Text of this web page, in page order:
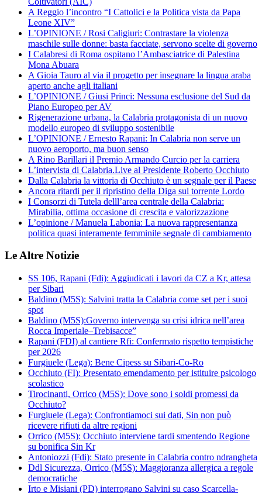
A Reggio l’incontro “I Cattolici e la Politica vista da Papa
Leone XIV”
L’OPINIONE / Rosi Caligiuri: Contrastare la violenza
maschile sulle donne: basta facciate, servono scelte di governo
I Calabresi di Roma ospitano l’Ambasciatrice di Palestina
Mona Abuara
A Gioia Tauro al via il progetto per insegnare la lingua araba
aperto anche agli italiani
L’OPINIONE / Giusi Princi: Nessuna esclusione del Sud da
Piano Europeo per AV
Rigenerazione urbana, la Calabria protagonista di un nuovo
modello europeo di sviluppo sostenibile
L’OPINIONE / Ernesto Rapani: In Calabria non serve un
nuovo aeroporto, ma buon senso
A Rino Barillari il Premio Armando Curcio per la carriera
L’intervista di Calabria.Live al Presidente Roberto Occhiuto
Dalla Calabria la vittoria di Occhiuto è un segnale per il Paese
Ancora ritardi per il ripristino della Diga sul torrente Lordo
I Consorzi di Tutela delll’area centrale della Calabria:
Mirabilia, ottima occasione di crescita e valorizzazione
L’opinione / Manuela Labonia: La nuova rappresentanza
politica quasi interamente femminile segnale di cambiamento
Le Altre Notizie
SS 106, Rapani (Fdi): Aggiudicati i lavori da CZ a Kr, attesa
per Sibari
Baldino (M5S): Salvini tratta la Calabria come set per i suoi
spot
Baldino (M5S):Governo intervenga su crisi idrica nell’area
Rocca Imperiale–Trebisacce”
Rapani (FDI) al cantiere Rfi: Confermato rispetto tempistiche
per 2026
Furgiuele (Lega): Bene Cipess su Sibari-Co-Ro
Occhiuto (FI): Presentato emendamento per istituire psicologo
scolastico
Tirocinanti, Orrico (M5S): Dove sono i soldi promessi da
Occhiuto?
Furgiuele (Lega): Confrontiamoci sui dati, Sin non può
ricevere rifiuti da altre regioni
Orrico (M5S): Occhiuto interviene tardi smentendo Regione
su bonifica Sin Kr
Antoniozzi (Fdi): Stato presente in Calabria contro ndrangheta
Ddl Sicurezza, Orrico (M5S): Maggioranza allergica a regole
democratiche
Irto e Misiani (PD) interrogano Salvini su caso Scarcella-